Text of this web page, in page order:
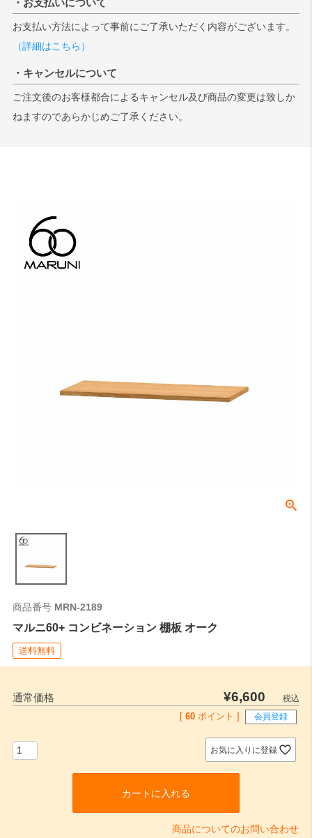
・お支払いについて
お支払い方法によって事前にご了承いただく内容がございます。
（詳細はこちら）
・キャンセルについて
ご注文後のお客様都合によるキャンセル及び商品の変更は致しか
ねますのであらかじめご了承ください。
商品番号 MRN-2189
マルニ60+ コンビネーション 棚板 オーク
送料無料
通常価格 ¥6,600
税込
[ 60 ポイント ] 会員登録
お気に入りに登録
カートに入れる
商品についてのお問い合わせ